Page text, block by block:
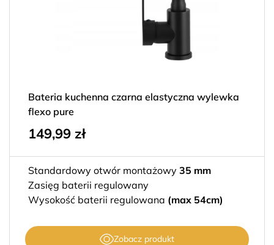
Bateria kuchenna czarna elastyczna wylewka
flexo pure
149,99 zł
Standardowy otwór montażowy 35 mm
Zasięg baterii regulowany
Wysokość baterii regulowana (max 54cm)
Zobacz produkt